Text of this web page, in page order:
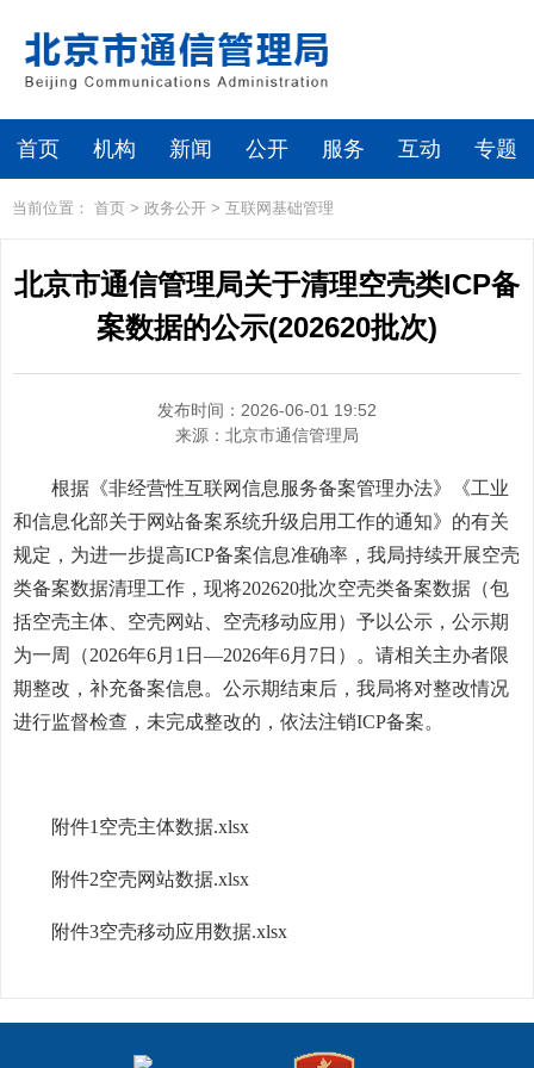
首页 机构 新闻 公开 服务 互动 专题
当前位置： 首页 > 政务公开 > 互联网基础管理
北京市通信管理局关于清理空壳类ICP备
案数据的公示(202620批次)
发布时间：2026-06-01 19:52
来源： 北京市通信管理局
根据《非经营性互联网信息服务备案管理办法》《工业
和信息化部关于网站备案系统升级启用工作的通知》的有关
规定，为进一步提高ICP备案信息准确率，我局持续开展空壳
类备案数据清理工作，现将202620批次空壳类备案数据（包
括空壳主体、空壳网站、空壳移动应用）予以公示，公示期
为一周（2026年6月1日—2026年6月7日）。请相关主办者限
期整改，补充备案信息。公示期结束后，我局将对整改情况
进行监督检查，未完成整改的，依法注销ICP备案。
附件1空壳主体数据.xlsx
附件2空壳网站数据.xlsx
附件3空壳移动应用数据.xlsx